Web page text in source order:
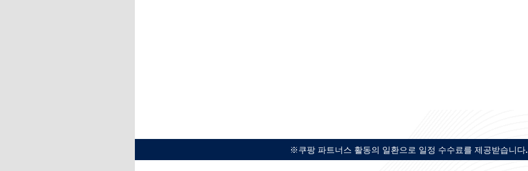
※쿠팡 파트너스 활동의 일환으로 일정 수수료를 제공받습니다.